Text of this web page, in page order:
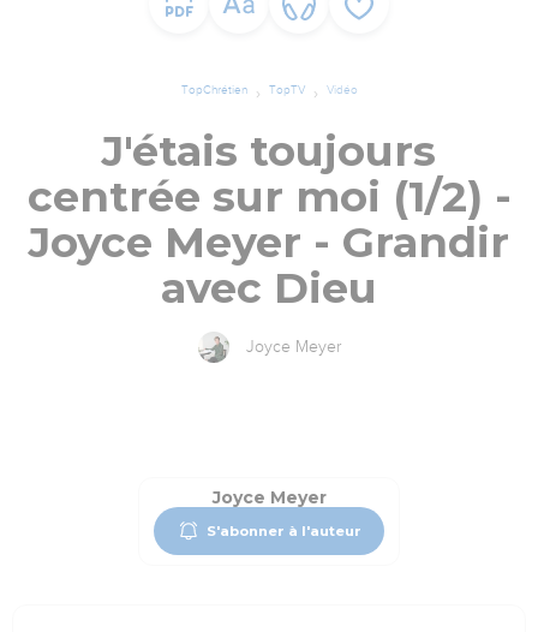
TopChrétien TopTV Vidéo
J'étais toujours
centrée sur moi (1/2) -
Joyce Meyer - Grandir
avec Dieu
Joyce Meyer
Joyce Meyer
S'abonner à l'auteur